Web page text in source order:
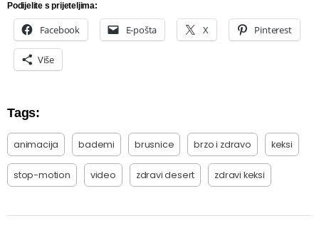
Podijelite s prijeteljima:
Facebook E-pošta X Pinterest
Više
Tags:
animacija bademi brusnice brzo i zdravo keksi
stop-motion video zdravi desert zdravi keksi